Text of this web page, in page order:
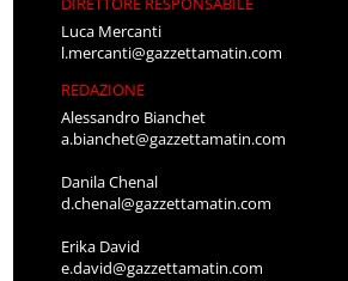
Luca Mercanti
l.mercanti@gazzettamatin.com
REDAZIONE
Alessandro Bianchet
a.bianchet@gazzettamatin.com
Danila Chenal
d.chenal@gazzettamatin.com
Erika David
e.david@gazzettamatin.com